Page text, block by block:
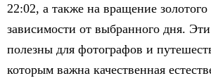
22:02, а также на вращение золотого
зависимости от выбранного дня.
полезны для фотографов и
которым важна качественная